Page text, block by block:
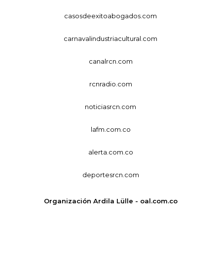
casosdeexitoabogados.com
carnavalindustriacultural.com
canalrcn.com
rcnradio.com
noticiasrcn.com
lafm.com.co
alerta.com.co
deportesrcn.com
Organización Ardila Lülle - oal.com.co